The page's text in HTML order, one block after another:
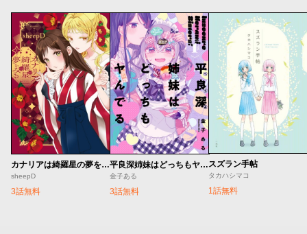
カナリアは綺羅星の夢をみる
sheepD
3話無料
平良深姉妹はどっちもヤんでる
金子ある
3話無料
スズラン手帖
タカハシマコ
1話無料